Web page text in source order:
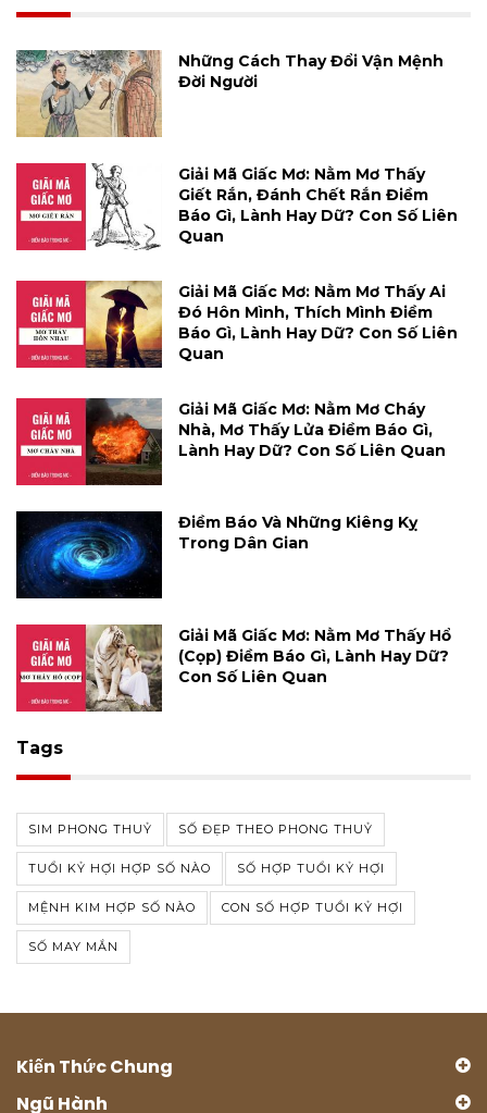
Những Cách Thay Đổi Vận Mệnh
Đời Người
Giải Mã Giấc Mơ: Nằm Mơ Thấy
Giết Rắn, Đánh Chết Rắn Điềm
Báo Gì, Lành Hay Dữ? Con Số Liên
Quan
Giải Mã Giấc Mơ: Nằm Mơ Thấy Ai
Đó Hôn Mình, Thích Mình Điềm
Báo Gì, Lành Hay Dữ? Con Số Liên
Quan
Giải Mã Giấc Mơ: Nằm Mơ Cháy
Nhà, Mơ Thấy Lửa Điềm Báo Gì,
Lành Hay Dữ? Con Số Liên Quan
Điềm Báo Và Những Kiêng Kỵ
Trong Dân Gian
Giải Mã Giấc Mơ: Nằm Mơ Thấy Hổ
(cọp) Điềm Báo Gì, Lành Hay Dữ?
Con Số Liên Quan
Tags
SIM PHONG THUỶ SỐ ĐẸP THEO PHONG THUỶ
TUỔI KỶ HỢI HỢP SỐ NÀO SỐ HỢP TUỔI KỶ HỢI
MỆNH KIM HỢP SỐ NÀO CON SỐ HỢP TUỔI KỶ HỢI
SỐ MAY MẮN
Kiến Thức Chung
Ngũ Hành